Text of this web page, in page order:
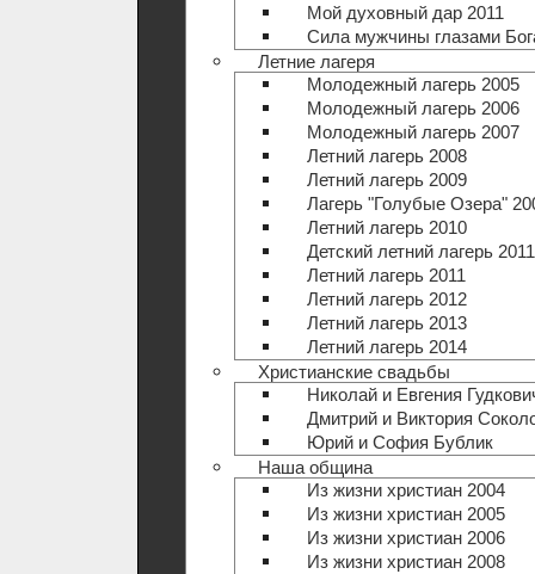
Мой духовный дар 2011
Сила мужчины глазами
Летние лагеря
Молодежный лагерь 2005
Молодежный лагерь 2006
Молодежный лагерь 2007
Летний лагерь 2008
Летний лагерь 2009
Лагерь "Голубые Озера"
Летний лагерь 2010
Детский летний лагерь 2011
Летний лагерь 2011
Летний лагерь 2012
Летний лагерь 2013
Летний лагерь 2014
Христианские свадьбы
Николай и Евгения
Дмитрий и Виктория
Юрий и София Бублик
Наша община
Из жизни христиан 2004
Из жизни христиан 2005
Из жизни христиан 2006
Из жизни христиан 2008